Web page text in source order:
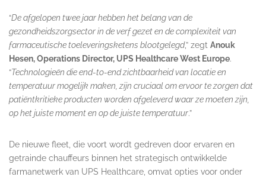
“De afgelopen twee jaar hebben het belang van de
gezondheidszorgsector in de verf gezet en de complexiteit van
farmaceutische toeleveringsketens blootgelegd,” zegt Anouk
Hesen, Operations Director, UPS Healthcare West Europe.
“Technologieën die end-to-end zichtbaarheid van locatie en
temperatuur mogelijk maken, zijn cruciaal om ervoor te zorgen dat
patiëntkritieke producten worden afgeleverd waar ze moeten zijn,
op het juiste moment en op de juiste temperatuur.”
De nieuwe fleet, die voort wordt gedreven door ervaren en
getrainde chauffeurs binnen het strategisch ontwikkelde
farmanetwerk van UPS Healthcare, omvat opties voor onder